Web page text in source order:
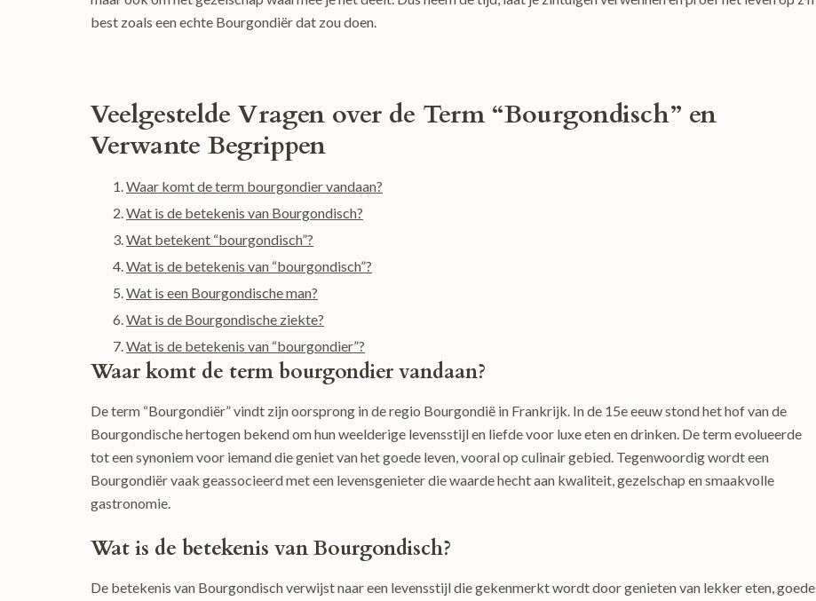
best zoals een echte Bourgondiër dat zou doen.
Veelgestelde Vragen over de Term “Bourgondisch” en
Verwante Begrippen
Waar komt de term bourgondier vandaan?
Wat is de betekenis van Bourgondisch?
Wat betekent “bourgondisch”?
Wat is de betekenis van “bourgondisch”?
Wat is een Bourgondische man?
Wat is de Bourgondische ziekte?
Wat is de betekenis van “bourgondier”?
Waar komt de term bourgondier vandaan?
De term “Bourgondiër” vindt zijn oorsprong in de regio Bourgondië in Frankrijk. In de 15e eeuw stond het hof van de
Bourgondische hertogen bekend om hun weelderige levensstijl en liefde voor luxe eten en drinken. De term evolueerde
tot een synoniem voor iemand die geniet van het goede leven, vooral op culinair gebied. Tegenwoordig wordt een
Bourgondiër vaak geassocieerd met een levensgenieter die waarde hecht aan kwaliteit, gezelschap en smaakvolle
gastronomie.
Wat is de betekenis van Bourgondisch?
De betekenis van Bourgondisch verwijst naar een levensstijl die gekenmerkt wordt door genieten van lekker eten, goede